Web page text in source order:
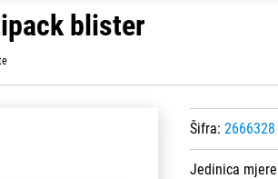
blister
Šifra: 2666328
Jedinica